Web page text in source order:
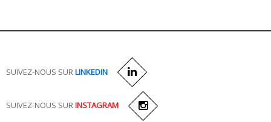
SUIVEZ-NOUS SUR LINKEDIN
SUIVEZ-NOUS SURINSTAGRAM